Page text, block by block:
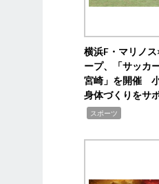
横浜F・マリノ
ープ、「サッカ
宮崎」を開催
身体づくりをサ
スポーツ